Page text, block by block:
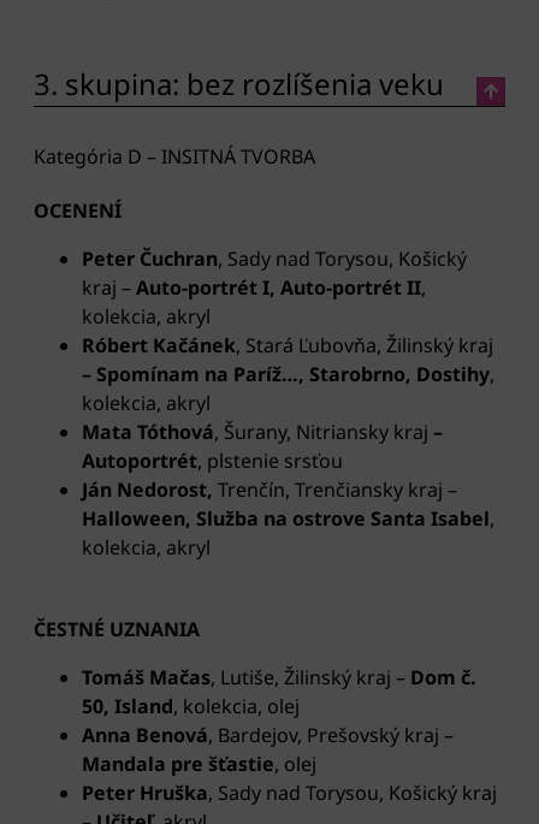
3. skupina: bez rozlíšenia veku
Kategória D – INSITNÁ TVORBA
OCENENÍ
Peter Čuchran, Sady nad Torysou, Košický
kraj –Auto-portrét I, Auto-portrét II,
kolekcia, akryl
Róbert Kačánek, Stará Ľubovňa, Žilinský kraj
– Spomínam na Paríž…, Starobrno, Dostihy,
kolekcia, akryl
Mata Tóthová, Šurany, Nitriansky kraj –
Autoportrét, plstenie srsťou
Ján Nedorost, Trenčín, Trenčiansky kraj –
Halloween, Služba na ostrove Santa Isabel,
kolekcia, akryl
ČESTNÉ UZNANIA
Tomáš Mačas, Lutiše, Žilinský kraj – Dom č.
50, Island, kolekcia, olej
Anna Benová, Bardejov, Prešovský kraj –
Mandala pre šťastie, olej
Peter Hruška, Sady nad Torysou, Košický kraj